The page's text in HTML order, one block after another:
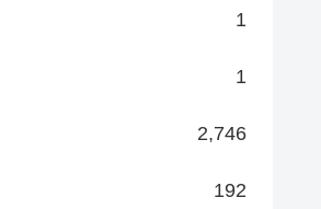
1
1
2,746
192